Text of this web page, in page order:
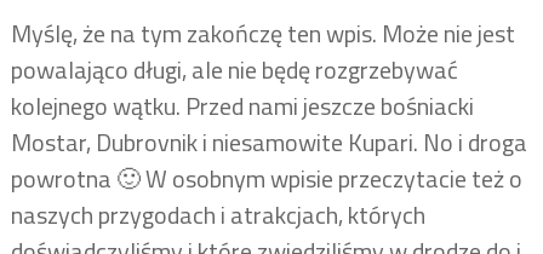
Myślę, że na tym zakończę ten wpis. Może nie jest
powalająco długi, ale nie będę rozgrzebywać
kolejnego wątku. Przed nami jeszcze bośniacki
Mostar, Dubrovnik i niesamowite Kupari. No i droga
powrotna 🙂 W osobnym wpisie przeczytacie też o
naszych przygodach i atrakcjach, których